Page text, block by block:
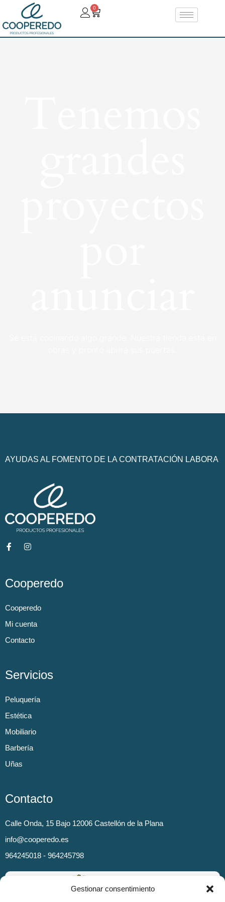
Gestionar consentimiento
0
AYUDAS AL FOMENTO DE LA CONTRATACIÓN LABORA
Cooperedo
Cooperedo
Mi cuenta
Contacto
Servicios
Peluquería
Estética
Mobiliario
Barbería
Uñas
Contacto
Calle Onda, 15 Bajo 12006 Castellón de la Plana
info@cooperedo.es
964245018 - 964245798